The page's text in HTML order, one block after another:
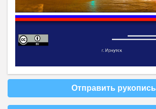
Отправить рукопись